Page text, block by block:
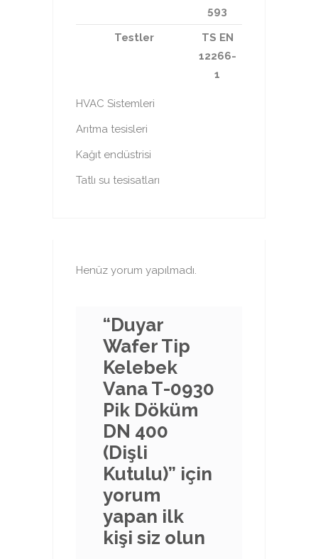
593
Testler
TS EN
12266-
1
HVAC Sistemleri
Arıtma tesisleri
Kağıt endüstrisi
Tatlı su tesisatları
Henüz yorum yapılmadı.
“Duyar
Wafer Tip
Kelebek
Vana T-0930
Pik Döküm
DN 400
(Dişli
Kutulu)” için
yorum
yapan ilk
kişi siz olun